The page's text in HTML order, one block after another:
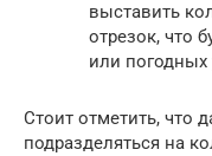
выставить
отрезок, что
или
Стоит отметить, что
подразделяться на